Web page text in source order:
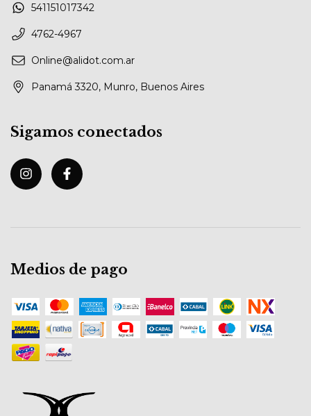
541151017342
4762-4967
Online@alidot.com.ar
Panamá 3320, Munro, Buenos Aires
Sigamos conectados
Medios de pago